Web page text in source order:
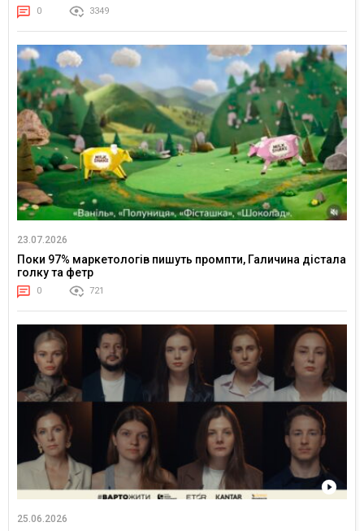
0 3349
23.07.2026
Поки 97% маркетологів пишуть промпти, Галичина дістала
голку та фетр
0 721
25.06.2026